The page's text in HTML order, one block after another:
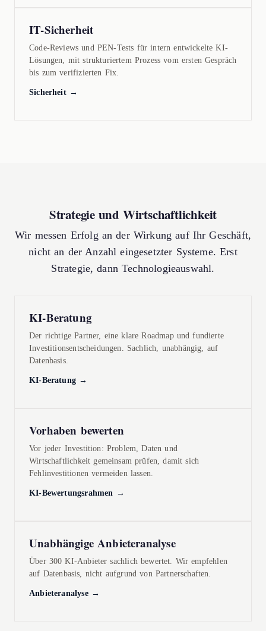
IT-Sicherheit
Code-Reviews und PEN-Tests für intern entwickelte KI-
Lösungen, mit strukturiertem Prozess vom ersten Gespräch
bis zum verifizierten Fix.
Sicherheit →
Strategie und Wirtschaftlichkeit
Wir messen Erfolg an der Wirkung auf Ihr Geschäft,
nicht an der Anzahl eingesetzter Systeme. Erst
Strategie, dann Technologieauswahl.
KI-Beratung
Der richtige Partner, eine klare Roadmap und fundierte
Investitionsentscheidungen. Sachlich, unabhängig, auf
Datenbasis.
KI-Beratung →
Vorhaben bewerten
Vor jeder Investition: Problem, Daten und
Wirtschaftlichkeit gemeinsam prüfen, damit sich
Fehlinvestitionen vermeiden lassen.
KI-Bewertungsrahmen →
Unabhängige Anbieteranalyse
Über 300 KI-Anbieter sachlich bewertet. Wir empfehlen
auf Datenbasis, nicht aufgrund von Partnerschaften.
Anbieteranalyse →